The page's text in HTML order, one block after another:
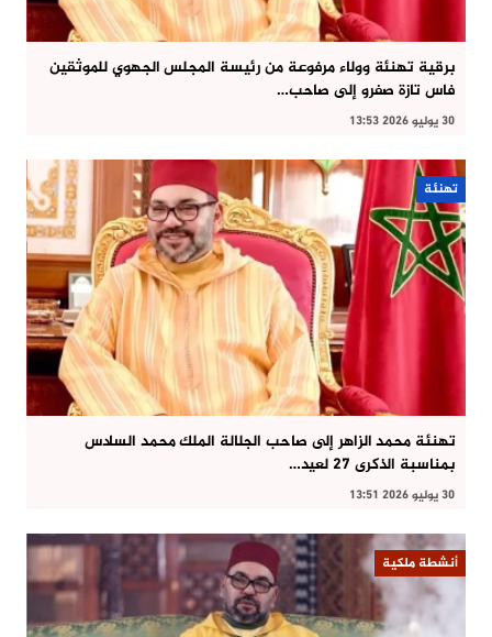
برقية تهنئة وولاء مرفوعة من رئيسة المجلس الجهوي للموثقين
فاس تازة صفرو إلى صاحب…
30 يوليو 2026 13:53
تهنئة
تهنئة محمد الزاهر إلى صاحب الجلالة الملك محمد السادس
بمناسبة الذكرى 27 لعيد…
30 يوليو 2026 13:51
أنشطة ملكية